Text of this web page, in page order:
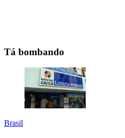
Tá bombando
Brasil